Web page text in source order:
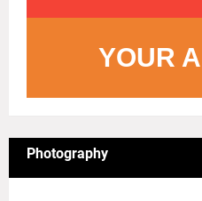
YOUR
Photography